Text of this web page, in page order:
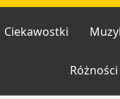
Ciekawostki
Różności